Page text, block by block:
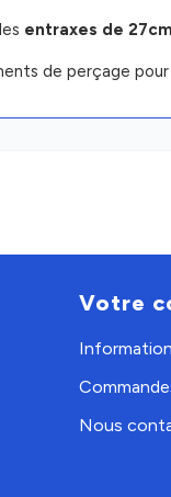
entraxes de 27cm
de perçage
Votre
Nous